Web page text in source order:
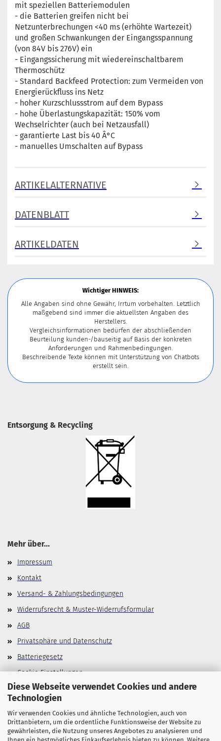
Diese Webseite verwendet Cookies und andere
Technologien
Wir verwenden Cookies und ähnliche Technologien, auch von
Drittanbietern, um die ordentliche Funktionsweise der Website zu
gewährleisten, die Nutzung unseres Angebotes zu analysieren und
Ihnen ein bestmögliches Einkaufserlebnis bieten zu können. Weitere
mit speziellen Batteriemodulen
- die Batterien greifen nicht bei
Netzunterbrechungen <40 ms (erhöhte Wartezeit)
und großen Schwankungen der Eingangsspannung
(von 84V bis 276V) ein
- Eingangssicherung mit wiedereinschaltbarem
Thermoschütz
- Standard Backfeed Protection: zum Vermeiden von
Energierückfluss ins Netz
- hoher Kurzschlussstrom auf dem Bypass
- hohe Überlastungskapazität: 150% vom
Wechselrichter (auch bei Netzausfall)
- garantierte Last bis 40 Â°C
- manuelles Umschalten auf Bypass
ARTIKELALTERNATIVE
DATENBLATT
ARTIKELDATEN
Wichtiger HINWEIS:
Alle Angaben sind ohne Gewähr, Irrtum vorbehalten. Letztlich
maßgebend sind immer die aktuellsten Angaben des
Herstellers.
Vergleichsinformationen bedürfen der abschließenden
Beurteilung kunden-/bauseitig auf Basis der konkreten
Anforderungen und Rahmenbedingungen.
Beschreibende Texte können mit Unterstützung von Chatbots
erstellt sein.
Entsorgung & Recycling
Mehr über...
Impressum
Kontakt
Versand- & Zahlungsbedingungen
Widerrufsrecht & Muster-Widerrufsformular
AGB
Privatsphäre und Datenschutz
Batteriegesetz
Cookie Einstellungen
Allgemeines
Stellenangebote